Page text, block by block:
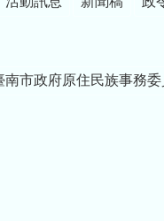
南市政府原住民族事務